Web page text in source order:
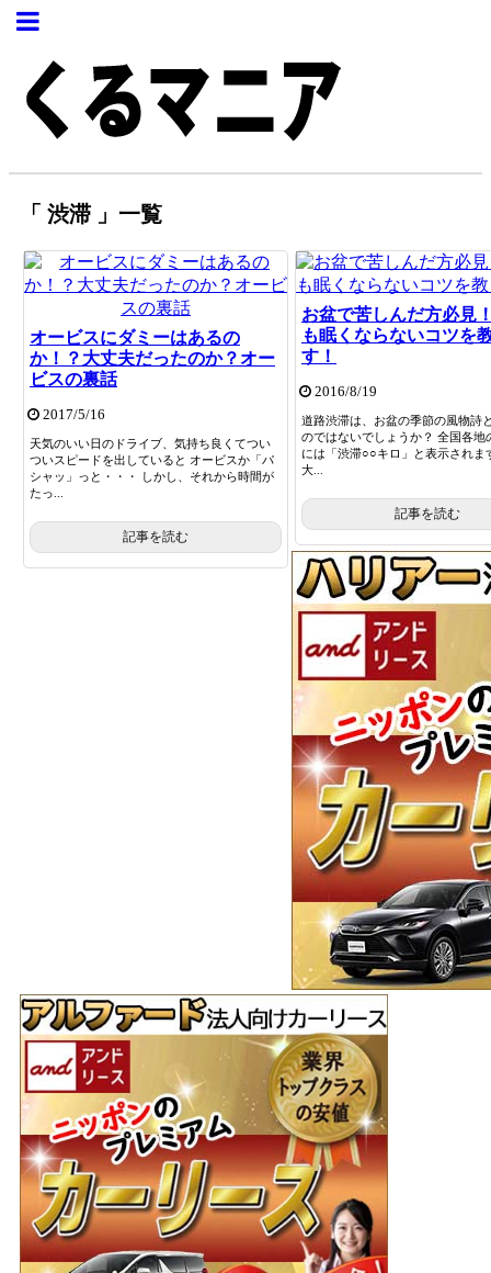
「 渋滞 」一覧
オービスにダミーはあるの
か！？大丈夫だったのか？オー
ビスの裏話
2017/5/16
天気のいい日のドライブ、気持ち良くてつい
ついスピードを出していると オービスか「パ
シャッ」っと・・・ しかし、それから時間が
たっ...
記事を読む
お盆で苦しんだ方必見
も眠くならないコツを
す！
2016/8/19
道路渋滞は、お盆の季節の風物詩
のではないでしょうか？ 全国各地
には「渋滞○○キロ」と表示されま
大...
記事を読む